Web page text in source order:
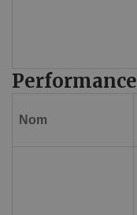
Performance
Nom